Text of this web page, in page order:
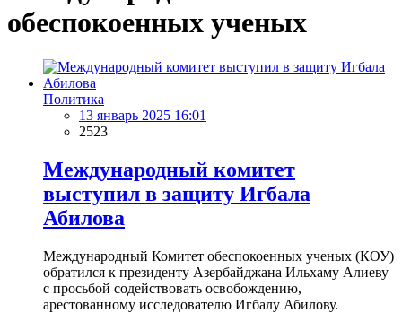
обеспокоенных ученых
Политика
13 январь 2025 16:01
2523
Международный комитет
выступил в защиту Игбала
Абилова
Международный Комитет обеспокоенных ученых (КОУ)
обратился к президенту Азербайджана Ильхаму Алиеву
с просьбой содействовать освобождению,
арестованному исследователю Игбалу Абилову.